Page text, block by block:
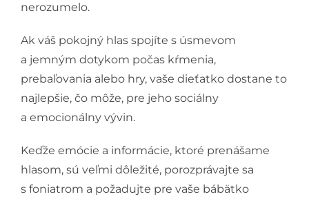
nerozumelo.
Ak váš pokojný hlas spojíte s úsmevom
a jemným dotykom počas kŕmenia,
prebaľovania alebo hry, vaše dieťatko dostane to
najlepšie, čo môže, pre jeho sociálny
a emocionálny vývin.
Keďže emócie a informácie, ktoré prenášame
hlasom, sú veľmi dôležité, porozprávajte sa
s foniatrom a požadujte pre vaše bábätko